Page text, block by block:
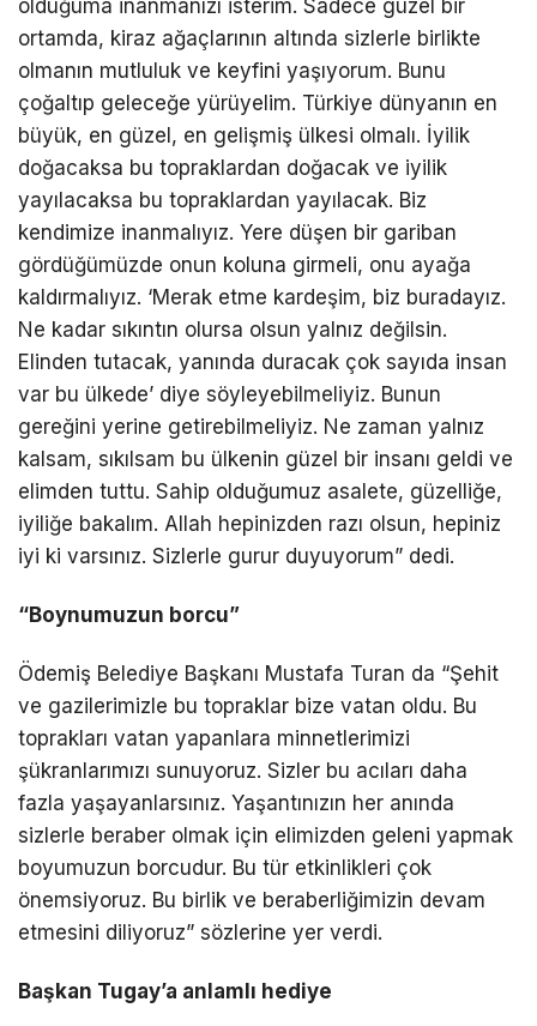
olduğuma inanmanızı isterim. Sadece güzel bir
ortamda, kiraz ağaçlarının altında sizlerle birlikte
olmanın mutluluk ve keyfini yaşıyorum. Bunu
çoğaltıp geleceğe yürüyelim. Türkiye dünyanın en
büyük, en güzel, en gelişmiş ülkesi olmalı. İyilik
doğacaksa bu topraklardan doğacak ve iyilik
yayılacaksa bu topraklardan yayılacak. Biz
kendimize inanmalıyız. Yere düşen bir gariban
gördüğümüzde onun koluna girmeli, onu ayağa
kaldırmalıyız. ‘Merak etme kardeşim, biz buradayız.
Ne kadar sıkıntın olursa olsun yalnız değilsin.
Elinden tutacak, yanında duracak çok sayıda insan
var bu ülkede’ diye söyleyebilmeliyiz. Bunun
gereğini yerine getirebilmeliyiz. Ne zaman yalnız
kalsam, sıkılsam bu ülkenin güzel bir insanı geldi ve
elimden tuttu. Sahip olduğumuz asalete, güzelliğe,
iyiliğe bakalım. Allah hepinizden razı olsun, hepiniz
iyi ki varsınız. Sizlerle gurur duyuyorum” dedi.
“Boynumuzun borcu”
Ödemiş Belediye Başkanı Mustafa Turan da “Şehit
ve gazilerimizle bu topraklar bize vatan oldu. Bu
toprakları vatan yapanlara minnetlerimizi
şükranlarımızı sunuyoruz. Sizler bu acıları daha
fazla yaşayanlarsınız. Yaşantınızın her anında
sizlerle beraber olmak için elimizden geleni yapmak
boyumuzun borcudur. Bu tür etkinlikleri çok
önemsiyoruz. Bu birlik ve beraberliğimizin devam
etmesini diliyoruz” sözlerine yer verdi.
Başkan Tugay’a anlamlı hediye